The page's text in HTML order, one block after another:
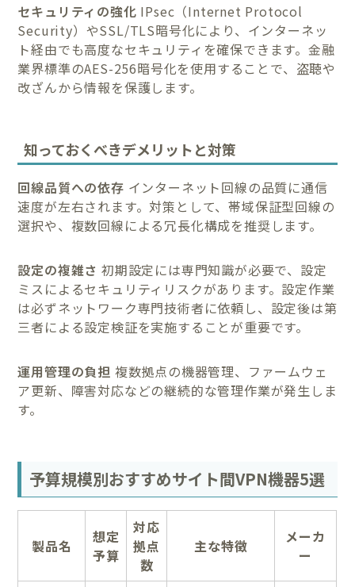
セキュリティの強化 IPsec（Internet Protocol
Security）やSSL/TLS暗号化により、インターネッ
ト経由でも高度なセキュリティを確保できます。金融
業界標準のAES-256暗号化を使用することで、盗聴や
改ざんから情報を保護します。
知っておくべきデメリットと対策
回線品質への依存 インターネット回線の品質に通信
速度が左右されます。対策として、帯域保証型回線の
選択や、複数回線による冗長化構成を推奨します。
設定の複雑さ 初期設定には専門知識が必要で、設定
ミスによるセキュリティリスクがあります。設定作業
は必ずネットワーク専門技術者に依頼し、設定後は第
三者による設定検証を実施することが重要です。
運用管理の負担 複数拠点の機器管理、ファームウェ
ア更新、障害対応などの継続的な管理作業が発生しま
す。
予算規模別おすすめサイト間VPN機器5選
製品名
想定
予算
対応
拠点
数
主な特徴
メーカ
ー